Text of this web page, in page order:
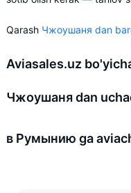
Qarash Чжоушаня dan
Aviasales.uz
Чжоушаня dan
в Румынию ga